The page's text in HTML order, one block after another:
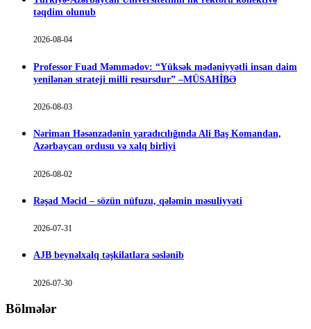
təqdim olunub
2026-08-04
Professor Fuad Məmmədov: “Yüksək mədəniyyətli insan daim
yenilənən strateji milli resursdur” –MÜSAHİBƏ
2026-08-03
Nəriman Həsənzadənin yaradıcılığında Ali Baş Komandan,
Azərbaycan ordusu və xalq birliyi
2026-08-02
Rəşad Məcid – sözün nüfuzu, qələmin məsuliyyəti
2026-07-31
AJB beynəlxalq təşkilatlara səslənib
2026-07-30
Bölmələr